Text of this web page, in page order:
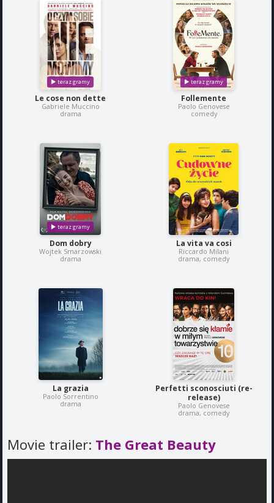
Le cose non dette
Gabriele Muccino
drama
Follemente
Paolo Genovese
comedy
Dom dobry
Wojtek Smarzowski
drama
La vita va cosi
Riccardo Milani
drama, comedy
La grazia
Paolo Sorrentino
drama
Perfetti sconosciuti (re-
release)
Paolo Genovese
drama, comedy
Movie trailer: The Great Beauty